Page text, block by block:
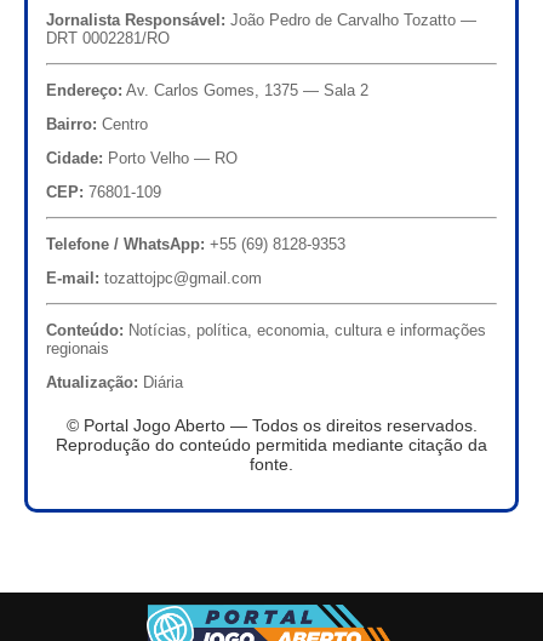
Jornalista Responsável: João Pedro de Carvalho Tozatto —
DRT 0002281/RO
Endereço: Av. Carlos Gomes, 1375 — Sala 2
Bairro: Centro
Cidade: Porto Velho — RO
CEP: 76801-109
Telefone / WhatsApp: +55 (69) 8128-9353
E-mail: tozattojpc@gmail.com
Conteúdo: Notícias, política, economia, cultura e informações
regionais
Atualização: Diária
© Portal Jogo Aberto — Todos os direitos reservados.
Reprodução do conteúdo permitida mediante citação da
fonte.